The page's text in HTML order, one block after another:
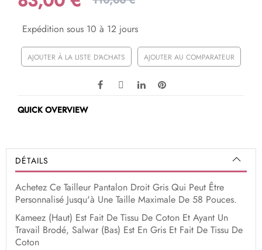
Expédition sous 10 à 12 jours
AJOUTER À LA LISTE D'ACHATS AJOUTER AU COMPARATEUR
QUICK OVERVIEW
DÉTAILS
Achetez Ce Tailleur Pantalon Droit Gris Qui Peut Être
Personnalisé Jusqu'à Une Taille Maximale De 58 Pouces.
Kameez (Haut) Est Fait De Tissu De Coton Et Ayant Un
Travail Brodé, Salwar (Bas) Est En Gris Et Fait De Tissu De
Coton